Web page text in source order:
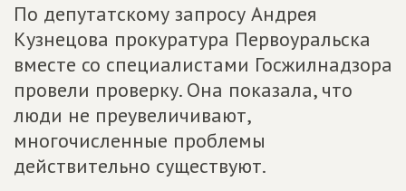
По депутатскому запросу Андрея
Кузнецова прокуратура Первоуральска
вместе со специалистами Госжилнадзора
провели проверку. Она показала, что
люди не преувеличивают,
многочисленные проблемы
действительно существуют.